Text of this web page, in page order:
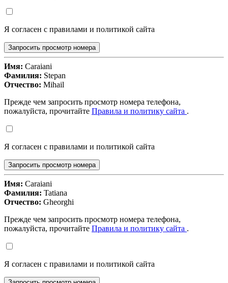
Я согласен с правилами и политикой сайта
Запросить просмотр номера
Имя: Caraiani
Фамилия: Stepan
Отчество: Mihail
Прежде чем запросить просмотр номера телефона,
пожалуйста, прочитайте Правила и политику сайта .
Я согласен с правилами и политикой сайта
Запросить просмотр номера
Имя: Caraiani
Фамилия: Tatiana
Отчество: Gheorghi
Прежде чем запросить просмотр номера телефона,
пожалуйста, прочитайте Правила и политику сайта .
Я согласен с правилами и политикой сайта